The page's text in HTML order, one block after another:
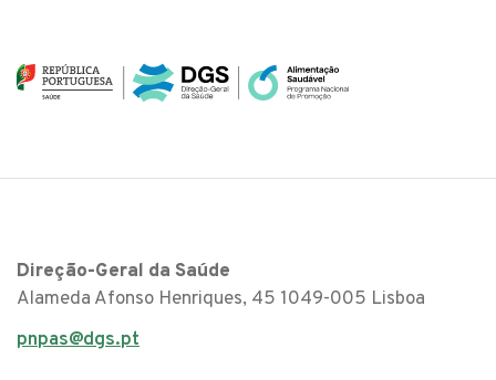
Direção-Geral da Saúde
Alameda Afonso Henriques, 45 1049-005 Lisboa
pnpas@dgs.pt